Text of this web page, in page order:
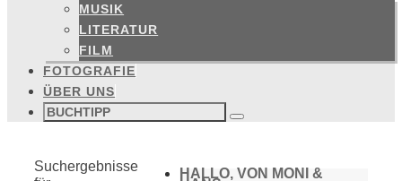
MUSIK
LITERATUR
FILM
FOTOGRAFIE
ÜBER UNS
Suchen
nach: Suchen
Start
Suchergebnisse
HALLO, VON MONI &